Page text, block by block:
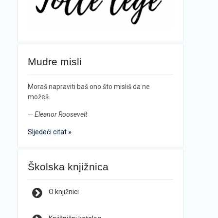
Mudre misli
Moraš napraviti baš ono što misliš da ne
možeš.
— Eleanor Roosevelt
Sljedeći citat »
Školska knjižnica
O knjižnici